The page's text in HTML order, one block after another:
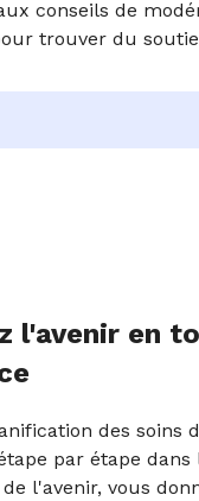
conseils de
trouver du
l'avenir en
des soins
par étape dans
l'avenir, vous